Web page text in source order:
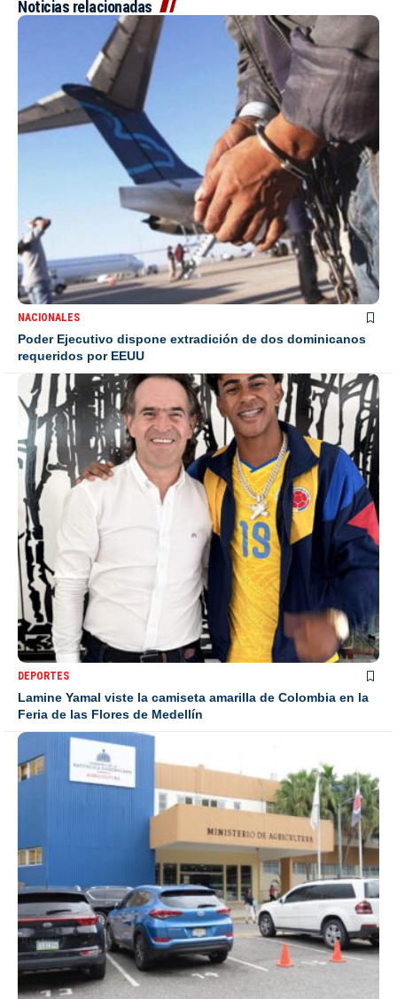
Noticias relacionadas
NACIONALES
Poder Ejecutivo dispone extradición de dos dominicanos
requeridos por EEUU
DEPORTES
Lamine Yamal viste la camiseta amarilla de Colombia en la
Feria de las Flores de Medellín